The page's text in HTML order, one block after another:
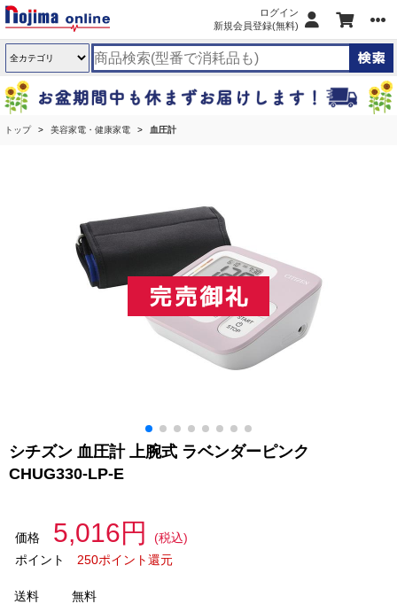
ログイン
新規会員登録(無料)
トップ 美容家電・健康家電 血圧計
シチズン 血圧計 上腕式 ラベンダーピンク
CHUG330-LP-E
価格 5,016円
(税込)
ポイント
250ポイント還元
送料
無料